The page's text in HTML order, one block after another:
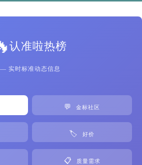
认准啦热榜
— 实时标准动态信息
💬 金标社区
🏷️ 好价
📋 质量需求